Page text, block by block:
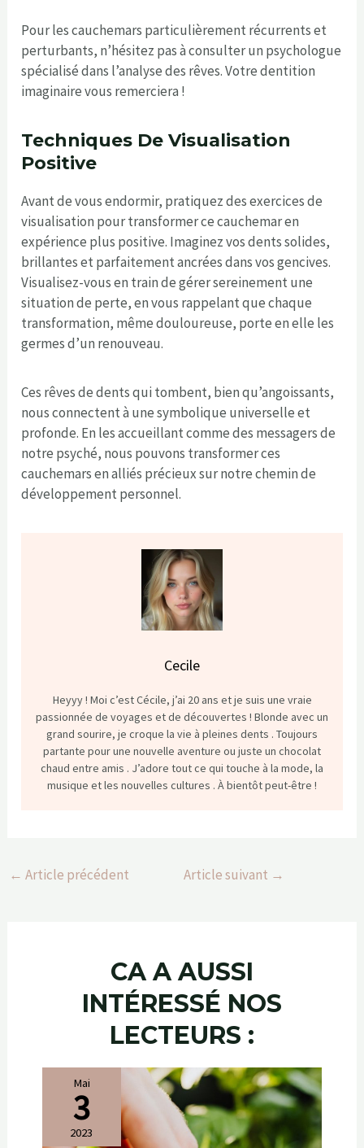
Pour les cauchemars particulièrement récurrents et
perturbants, n’hésitez pas à consulter un psychologue
spécialisé dans l’analyse des rêves. Votre dentition
imaginaire vous remerciera !
Techniques De Visualisation
Positive
Avant de vous endormir, pratiquez des exercices de
visualisation pour transformer ce cauchemar en
expérience plus positive. Imaginez vos dents solides,
brillantes et parfaitement ancrées dans vos gencives.
Visualisez-vous en train de gérer sereinement une
situation de perte, en vous rappelant que chaque
transformation, même douloureuse, porte en elle les
germes d’un renouveau.
Ces rêves de dents qui tombent, bien qu’angoissants,
nous connectent à une symbolique universelle et
profonde. En les accueillant comme des messagers de
notre psyché, nous pouvons transformer ces
cauchemars en alliés précieux sur notre chemin de
développement personnel.
Cecile
Heyyy ! Moi c’est Cécile, j’ai 20 ans et je suis une vraie
passionnée de voyages et de découvertes ! Blonde avec un
grand sourire, je croque la vie à pleines dents . Toujours
partante pour une nouvelle aventure ou juste un chocolat
chaud entre amis . J’adore tout ce qui touche à la mode, la
musique et les nouvelles cultures . À bientôt peut-être !
← Article précédent Article suivant →
CA A AUSSI
INTÉRESSÉ NOS
LECTEURS :
Mai
3
2023